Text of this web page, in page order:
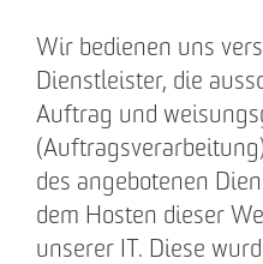
Wir bedienen uns
Dienstleister, die
Auftrag und
des angebotenen
dem Hosten dieser
unserer IT. Diese